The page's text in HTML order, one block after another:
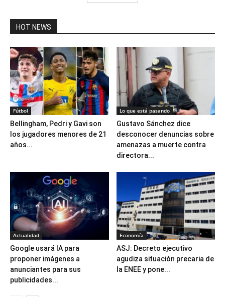
HOT NEWS
Fútbol
Bellingham, Pedri y Gavi son
los jugadores menores de 21
años...
Lo que está pasando
Gustavo Sánchez dice
desconocer denuncias sobre
amenazas a muerte contra
directora...
Actualidad
Google usará IA para
proponer imágenes a
anunciantes para sus
publicidades...
Economía
ASJ: Decreto ejecutivo
agudiza situación precaria de
la ENEE y pone...